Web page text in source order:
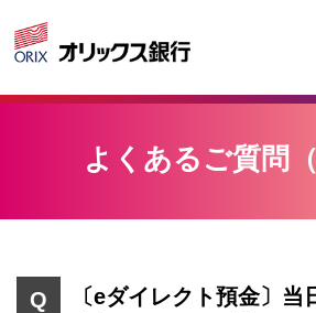
よくあるご質問（
〔eダイレクト預金〕当